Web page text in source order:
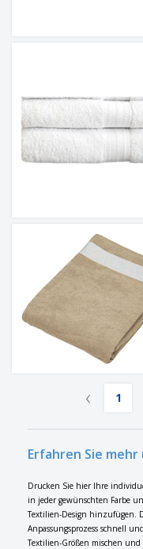
‹ 1
Erfahren Sie
Drucken Sie hier Ihre
in jeder gewünschten Farbe
Textilien-Design hinzufügen.
Anpassungsprozess schnell
Textilien-Größen mischen und